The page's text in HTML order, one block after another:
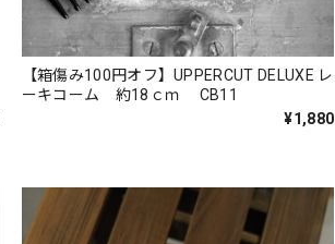
【箱傷み100円オフ】UPPERCUT DELUXE レ
ーキコーム 約18ｃｍ CB11
¥1,880